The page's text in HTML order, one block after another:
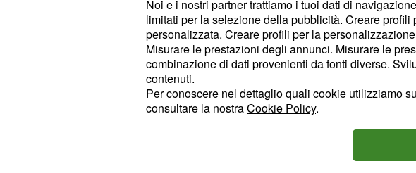
installata sugli smartphone che permette, quando si
un supermercato, di essere subito riconosciuti
scansione del codice QR generato dall'app stessa.
Noi e i nostri partner trattiamo i tuoi dati di
limitati per la selezione della pubblicità. Creare
personalizzata. Creare profili per la
Misurare le prestazioni degli annunci. Misurare le
combinazione di dati provenienti da fonti diverse.
contenuti.
Per conoscere nel dettaglio quali cookie utilizziamo
consultare la nostraCookie Policy.